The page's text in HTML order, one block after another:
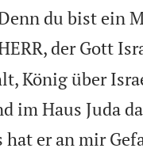
du bist ein
der Gott
König über
im Haus Juda
hat er an mir